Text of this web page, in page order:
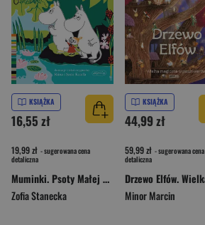
KSIĄŻKA
16,55 zł
19,99 zł - sugerowana cena
detaliczna
Muminki. Psoty Małej Mi. Czytam sobie. Poziom 2
Zofia Stanecka
KSIĄŻKA
44,99 zł
59,99 zł - sugerowana cena
detaliczna
Minor Marcin